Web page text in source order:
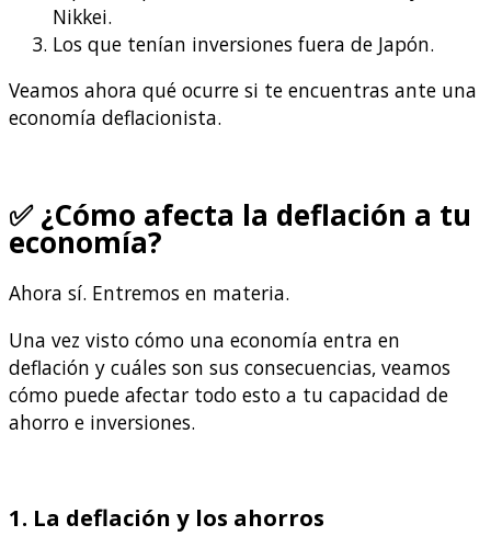
Nikkei.
Los que tenían inversiones fuera de Japón.
Veamos ahora qué ocurre si te encuentras ante una
economía deflacionista.
✅ ¿Cómo afecta la deflación a tu
economía?
Ahora sí. Entremos en materia.
Una vez visto cómo una economía entra en
deflación y cuáles son sus consecuencias, veamos
cómo puede afectar todo esto a tu capacidad de
ahorro e inversiones.
1. La deflación y los ahorros